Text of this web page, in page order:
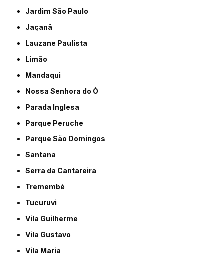
Jardim São Paulo
Jaçanã
Lauzane Paulista
Limão
Mandaqui
Nossa Senhora do Ó
Parada Inglesa
Parque Peruche
Parque São Domingos
Santana
Serra da Cantareira
Tremembé
Tucuruvi
Vila Guilherme
Vila Gustavo
Vila Maria